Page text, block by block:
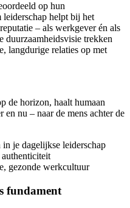
op hun
leiderschap helpt bij het
– als werkgever én als
duurzaamheidsvisie trekken
langdurige relaties op met
de horizon, haalt humaan
en nu – naar de mens achter de
je dagelijkse leiderschap
gezonde werkcultuur
fundament